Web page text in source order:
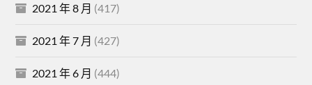
2021 年 8 月 (417)
2021 年 7 月 (427)
2021 年 6 月 (444)